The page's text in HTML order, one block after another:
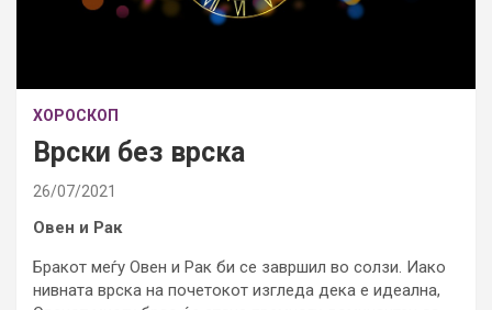
ХОРОСКОП
Врски без врска
26/07/2021
Овен и Рак
Бракот меѓу Овен и Рак би се завршил во солзи. Иако
нивната врска на почетокот изгледа дека е идеална,